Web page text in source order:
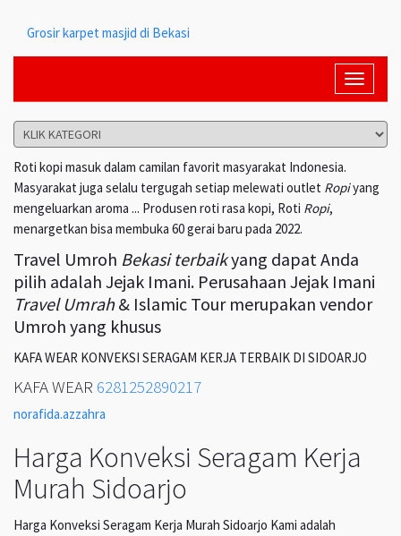
Grosir karpet masjid di Bekasi
Toggle
Roti kopi masuk dalam camilan favorit masyarakat Indonesia.
Masyarakat juga selalu tergugah setiap melewati outlet Ropiyang
mengeluarkan aroma ... Produsen roti rasa kopi, Roti Ropi,
menargetkan bisa membuka 60 gerai baru pada 2022.
Travel Umroh Bekasi terbaikyang dapat Anda
pilih adalah Jejak Imani. Perusahaan Jejak Imani
Travel Umrah& Islamic Tour merupakan vendor
Umroh yang khusus
KAFA WEAR KONVEKSI SERAGAM KERJA TERBAIK DI SIDOARJO
KAFA WEAR 6281252890217
norafida.azzahra
Harga Konveksi Seragam Kerja
Murah Sidoarjo
Harga Konveksi Seragam Kerja Murah Sidoarjo Kami adalah